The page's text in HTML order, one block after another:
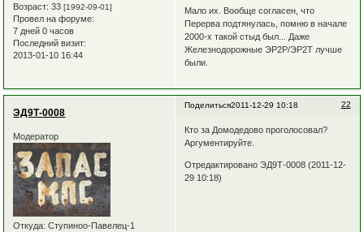
Возраст: 33[1992-09-01]
Провел на форуме:
7 дней 0 часов
Последний визит:
2013-01-10 16:44
Мало их. Вообще согласен, что
Перерва подтянулась, помню в начале
2000-х такой стыд был... Даже
Железнодорожные ЭР2Р/ЭР2Т лучше
были.
Поделиться 22
2011-12-29 10:18
ЭД9Т-0008
Модератор
Откуда: Ступиноо-Павелец-1
Кто за Домодедово проголосовал?
Аргументируйте.
Отредактировано ЭД9Т-0008 (2011-12-
29 10:18)